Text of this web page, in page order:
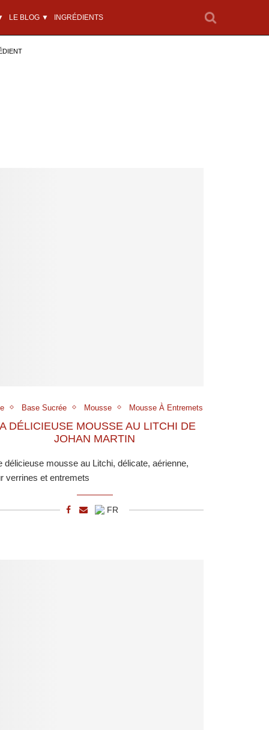
LE BLOG ▼ INGRÉDIENTS
Base Sucrée Mousse Mousse À Entremets
DÉLICIEUSE MOUSSE AU LITCHI DE
JOHAN MARTIN
délicieuse mousse au Litchi, délicate, aérienne,
verrines et entremets
FR